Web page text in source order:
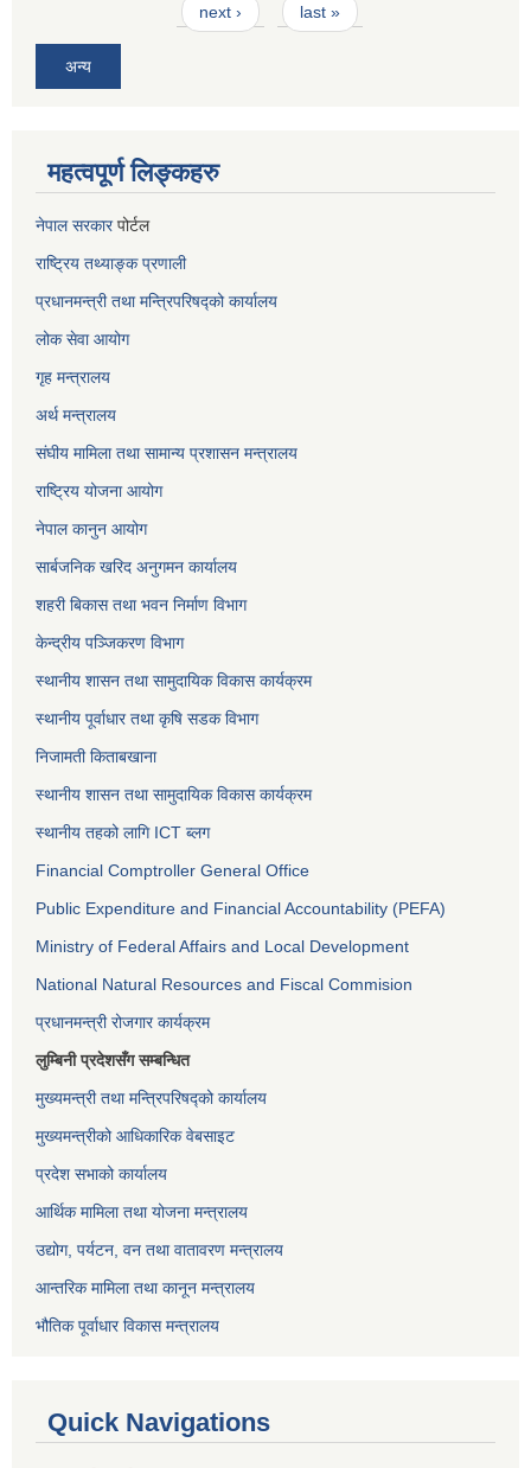
next › last »
अन्य
महत्वपूर्ण लिङ्कहरु
नेपाल सरकारपोर्टल
राष्ट्रिय तथ्याङ्क प्रणाली
प्रधानमन्त्री तथा मन्त्रिपरिषद्को कार्यालय
लोक सेवाआयोग
गृह मन्त्रालय
अर्थ मन्त्रालय
संघीय मामिला तथा सामान्य प्रशासन मन्त्रालय
राष्ट्रिय योजना आयोग
नेपाल कानुन आयोग
सार्बजनिक खरिद अनुगमन कार्यालय
शहरी बिकास तथा भवन निर्माण विभाग
केन्द्रीय पञ्जिकरण विभाग
स्थानीय शासन तथा सामुदायिक विकास कार्यक्रम
स्थानीय पूर्वाधार तथा कृषि सडक विभाग
निजामती किताबखाना
स्थानीय शासन तथा सामुदायिक विकास कार्यक्रम
स्थानीय तहको लागि ICT ब्लग
Financial Comptroller General Office
Public Expenditure and Financial Accountability (PEFA)
Ministry of Federal Affairs and Local Development
National Natural Resources and Fiscal Commision
प्रधानमन्त्री रोजगार कार्यक्रम
लुम्बिनी प्रदेशसँग सम्बन्धित
मुख्यमन्त्री तथा मन्त्रिपरिषद्को कार्यालय
मुख्यमन्त्रीको आधिकारिक वेबसाइट
प्रदेश सभाको कार्यालय
आर्थिक मामिला तथा योजना मन्त्रालय
उद्योग, पर्यटन, वन तथा वातावरण मन्त्रालय
आन्तरिक मामिला तथा कानून मन्त्रालय
भौतिक पूर्वाधार विकास मन्त्रालय
Quick Navigations